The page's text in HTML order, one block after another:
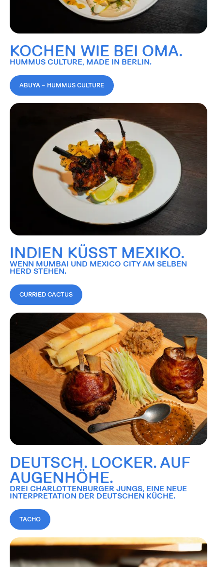
KOCHEN WIE BEI OMA.
HUMMUS CULTURE, MADE IN BERLIN.
ABUYA – HUMMUS CULTURE
INDIEN KÜSST MEXIKO.
WENN MUMBAI UND MEXICO CITY AM SELBEN
HERD STEHEN.
CURRIED CACTUS
DEUTSCH. LOCKER. AUF
AUGENHÖHE.
DREI CHARLOTTENBURGER JUNGS, EINE NEUE
INTERPRETATION DER DEUTSCHEN KÜCHE.
TACHO